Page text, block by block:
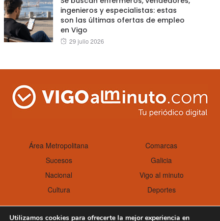
ingenieros y especialistas: estas
son las últimas ofertas de empleo
en Vigo
Posted
29 julio 2026
Área Metropolitana
Comarcas
Sucesos
Galicia
Nacional
Vigo al minuto
Cultura
Deportes
Utilizamos cookies para ofrecerte la mejor experiencia en